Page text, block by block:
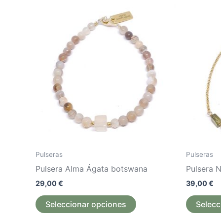
Pulseras
Pulsera Alma Ágata botswana
29,00€
Seleccionar opciones
tiene
múltiples
variantes.
Las
opciones
se
pueden
Pulseras
Pulsera
39,00€